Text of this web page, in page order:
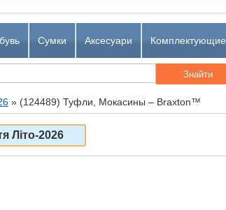
Сумки Аксесуари Комплектующие
» (124489) Туфли, Мокасины – Braxton™
Літо-2026